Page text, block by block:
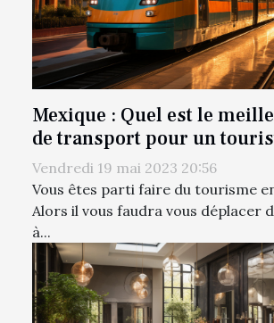
Mexique : Quel est le
de transport pour un
Vendredi 19 mai 2023 20:56
Vous êtes parti faire du tourisme
Alors il vous faudra vous déplacer
à...